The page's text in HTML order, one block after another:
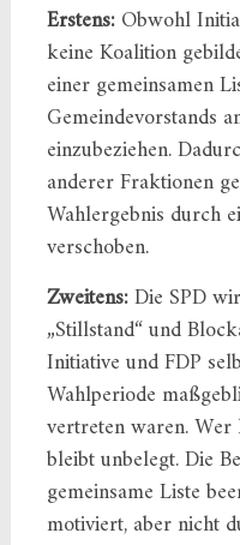
Erstens:Obwohl
keine Koalition
einer gemeinsamen
Gemeindevorstands
einzubeziehen.
anderer Fraktionen
Wahlergebnis durch
verschoben.
Zweitens:Die SPD
„Stillstand“ und
Initiative und FDP
Wahlperiode
vertreten waren.
bleibt unbelegt. Die
gemeinsame Liste
motiviert, aber nicht